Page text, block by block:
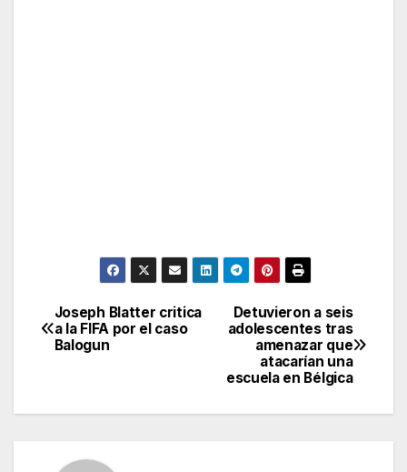
Post
navigation
Detuvieron a seis
adolescentes tras
amenazar que
atacarían una
escuela en Bélgica
Joseph Blatter critica
a la FIFA por el caso
Balogun